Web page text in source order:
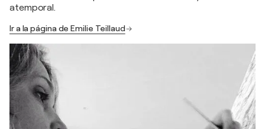
atemporal.
Ir a la página de Emilie Teillaud